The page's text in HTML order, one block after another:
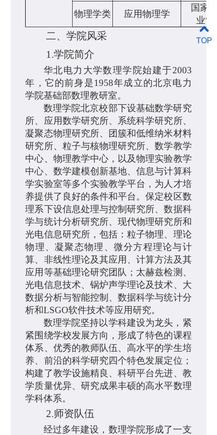
物理学类
应用物理学
国家
业“
二、学院风采
1.学院简介
华北电力大学数理学院始建于2003
年，它的前身是1958年成立的北京电力
学院基础部数理教研室。
数理学院北京校部下设基础数学研究
所、应用数学研究所、系统科学研究所、
凝聚态物理研究所、团簇和低维纳米材料
研究所、粒子与核物理研究所、数学教学
中心、物理教学中心，以及物理实验教学
中心、数学建模创新基地、信息与计算科
学实验室等多个实验教学平台，为人才培
养提供了良好的条件和平台。保定校区数
理系下设信息处理与控制研究所、数据科
学与统计分析研究所、现代物理研究所和
光电信息研究所，包括：粒子物理、理论
物理、凝聚态物理、微分方程理论与计
算、非线性理论及其应用、计算方法及其
应用等基础理论研究团队；太赫兹检测、
光电信息技术、 锅炉声学理论及技术、大
数据分析与智能控制、数据科学与统计分
析和LSGO软件技术等应用研究。
数理学院坚持以学科建设为龙头，紧
紧围绕学校发展方向，形成了特色的课程
体系、优秀的教师队伍、高水平的学生培
养、前沿的科学研究四个特色发展定位；
构建了教学设施精良、科研平台先进、教
学质量优异、研究成果丰硕的高水平数理
学科体系。
2.师资队伍
经过多年建设，数理学院形成了一支
TOP